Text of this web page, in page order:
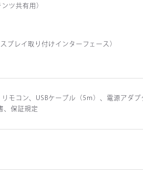
ツ共有用）
プレイ取り付けインターフェース）
モコン、USBケーブル（5m）、電源アダ
、保証規定